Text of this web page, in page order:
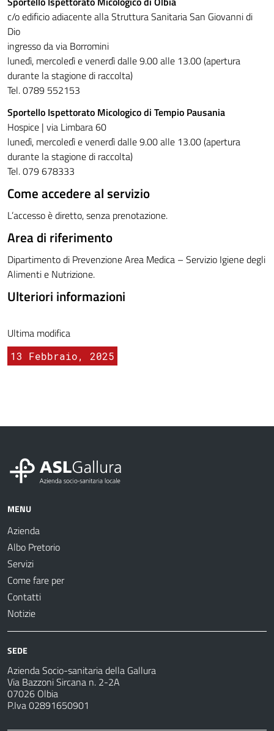
c/o edificio adiacente alla Struttura Sanitaria San Giovanni di
Dio
ingresso da via Borromini
lunedì, mercoledì e venerdì dalle 9.00 alle 13.00 (apertura
durante la stagione di raccolta)
Tel. 0789 552153
Sportello Ispettorato Micologico di Tempio Pausania
Hospice | via Limbara 60
lunedì, mercoledì e venerdì dalle 9.00 alle 13.00 (apertura
durante la stagione di raccolta)
Tel. 079 678333
Come accedere al servizio
L’accesso è diretto, senza prenotazione.
Area di riferimento
Dipartimento di Prevenzione Area Medica – Servizio Igiene degli
Alimenti e Nutrizione.
Ulteriori informazioni
Ultima modifica
13 Febbraio, 2025
MENU
Azienda
Albo Pretorio
Servizi
Come fare per
Contatti
Notizie
SEDE
Azienda Socio-sanitaria della Gallura
Via Bazzoni Sircana n. 2-2A
07026 Olbia
P.Iva 02891650901